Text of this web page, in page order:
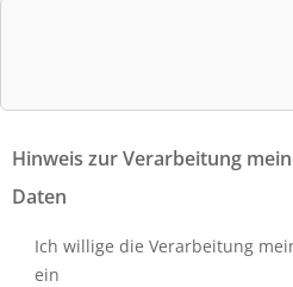
Hinweis zur Verarbeitung
Daten
Ich willige die Verarbeitung
ein